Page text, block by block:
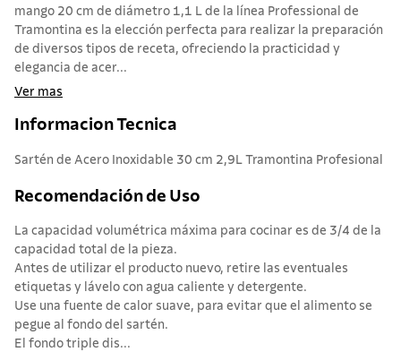
mango 20 cm de diámetro 1,1 L de la línea Professional de
Tramontina es la elección perfecta para realizar la preparación
de diversos tipos de receta, ofreciendo la practicidad y
elegancia de acer...
Ver mas
Informacion Tecnica
Sartén de Acero Inoxidable 30 cm 2,9L Tramontina Profesional
Recomendación de Uso
La capacidad volumétrica máxima para cocinar es de 3/4 de la
capacidad total de la pieza.
Antes de utilizar el producto nuevo, retire las eventuales
etiquetas y lávelo con agua caliente y detergente.
Use una fuente de calor suave, para evitar que el alimento se
pegue al fondo del sartén.
El fondo triple dis...